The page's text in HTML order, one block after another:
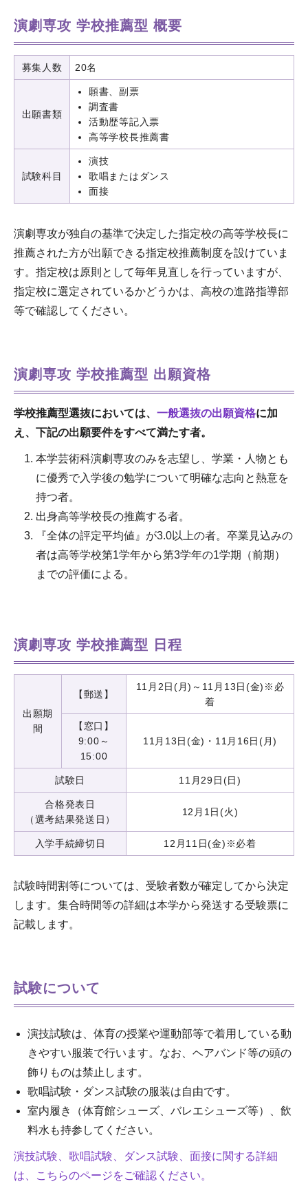
演劇専攻 学校推薦型 概要
募集人数 20名
出願書類
願書、副票
調査書
活動歴等記入票
高等学校長推薦書
試験科目
演技
歌唱またはダンス
面接
演劇専攻が独自の基準で決定した指定校の高等学校長に
推薦された方が出願できる指定校推薦制度を設けていま
す。指定校は原則として毎年見直しを行っていますが、
指定校に選定されているかどうかは、高校の進路指導部
等で確認してください。
演劇専攻 学校推薦型 出願資格
学校推薦型選抜においては、 一般選抜の出願資格に加
え、下記の出願要件をすべて満たす者。
本学芸術科演劇専攻のみを志望し、学業・人物とも
に優秀で入学後の勉学について明確な志向と熱意を
持つ者。
出身高等学校長の推薦する者。
『全体の評定平均値』が3.0以上の者。卒業見込みの
者は高等学校第1学年から第3学年の1学期（前期）
までの評価による。
演劇専攻 学校推薦型 日程
出願期
間
【郵送】
11月2日(月)～11月13日(金)※必
着
【窓口】
9:00～
15:00
11月13日(金)・11月16日(月)
試験日 11月29日(日)
合格発表日
（選考結果発送日）
12月1日(火)
入学手続締切日 12月11日(金)※必着
試験時間割等については、受験者数が確定してから決定
します。集合時間等の詳細は本学から発送する受験票に
記載します。
試験について
演技試験は、体育の授業や運動部等で着用している動
きやすい服装で行います。なお、ヘアバンド等の頭の
飾りものは禁止します。
歌唱試験・ダンス試験の服装は自由です。
室内履き（体育館シューズ、バレエシューズ等）、飲
料水も持参してください。
演技試験、歌唱試験、ダンス試験、面接に関する詳細
は、こちらのページをご確認ください。